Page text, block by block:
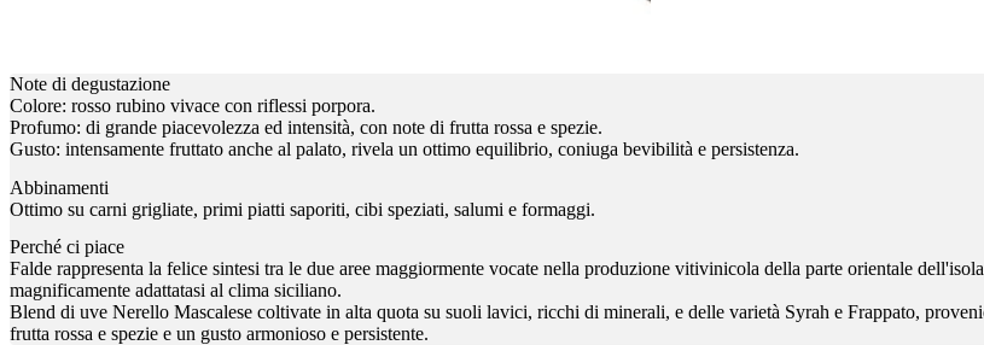
Note di degustazione
Colore: rosso rubino vivace con riflessi porpora.
Profumo: di grande piacevolezza ed intensità, con note di frutta rossa e spezie.
Gusto: intensamente fruttato anche al palato, rivela un ottimo equilibrio, coniuga bevibilità e persistenza.
Abbinamenti
Ottimo su carni grigliate, primi piatti saporiti, cibi speziati, salumi e formaggi.
Perché ci piace
Falde rappresenta la felice sintesi tra le due aree maggiormente vocate nella produzione vitivinicola della parte orientale
magnificamente adattatasi al clima siciliano.
Blend di uve Nerello Mascalese coltivate in alta quota su suoli lavici, ricchi di minerali, e delle varietà Syrah e Frappato,
frutta rossa e spezie e un gusto armonioso e persistente.